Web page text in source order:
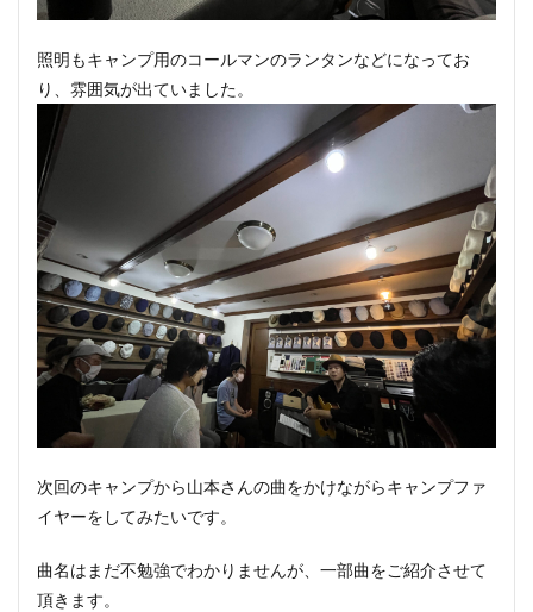
照明もキャンプ用のコールマンのランタンなどになってお
り、雰囲気が出ていました。
次回のキャンプから山本さんの曲をかけながらキャンプファ
イヤーをしてみたいです。
曲名はまだ不勉強でわかりませんが、一部曲をご紹介させて
頂きます。